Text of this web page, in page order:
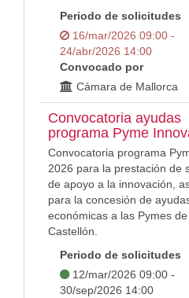
Periodo de solicitudes
16/mar/2026 09:00 -
24/abr/2026 14:00
Convocado por
Cámara de Mallorca
Convocatoria ayudas
programa Pyme
Convocatoria programa
2026 para la prestación de
de apoyo a la innovación,
para la concesión de
económicas a las Pymes de
Castellón.
Periodo de solicitudes
12/mar/2026 09:00 -
30/sep/2026 14:00